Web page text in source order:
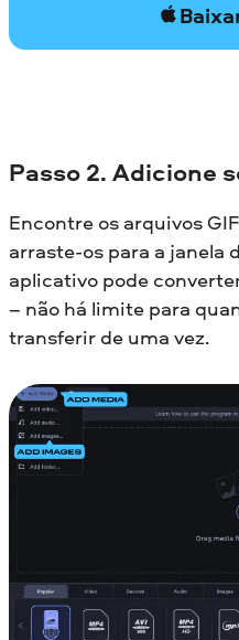
Passo 2. Adicione
Encontre os arquivos
arraste-os para a janela
aplicativo pode
– não há limite para
transferir de uma vez.